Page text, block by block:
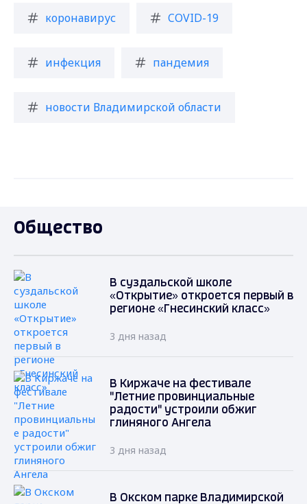
коронавирус COVID-19
инфекция пандемия
новости Владимирской области
Общество
В суздальской школе
«Открытие» откроется первый в
регионе «Гнесинский класс»
3 дня назад
В Киржаче на фестивале
"Летние провинциальные
радости" устроили обжиг
глиняного Ангела
3 дня назад
В Окском парке Владимирской